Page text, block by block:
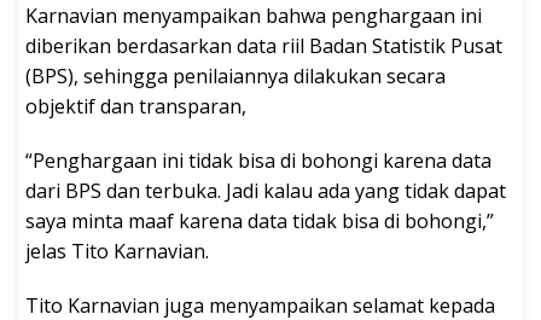
Karnavian menyampaikan bahwa penghargaan ini
diberikan berdasarkan data riil Badan Statistik Pusat
(BPS), sehingga penilaiannya dilakukan secara
objektif dan transparan,
“Penghargaan ini tidak bisa di bohongi karena data
dari BPS dan terbuka. Jadi kalau ada yang tidak dapat
saya minta maaf karena data tidak bisa di bohongi,”
jelas Tito Karnavian.
Tito Karnavian juga menyampaikan selamat kepada